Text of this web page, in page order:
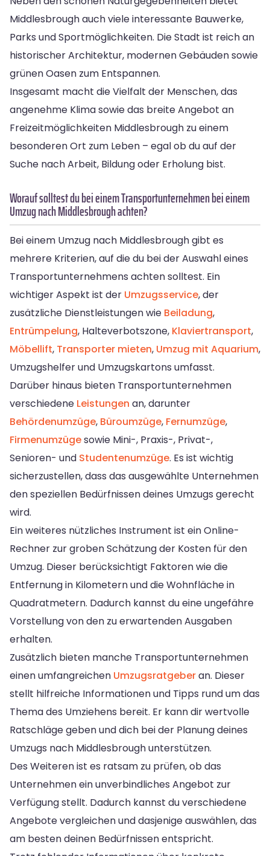
Middlesbrough auch viele interessante Bauwerke,
Parks und Sportmöglichkeiten. Die Stadt ist reich an
historischer Architektur, modernen Gebäuden sowie
grünen Oasen zum Entspannen.
Insgesamt macht die Vielfalt der Menschen, das
angenehme Klima sowie das breite Angebot an
Freizeitmöglichkeiten Middlesbrough zu einem
besonderen Ort zum Leben – egal ob du auf der
Suche nach Arbeit, Bildung oder Erholung bist.
Worauf solltest du bei einem Transportunternehmen bei einem
Umzug nach Middlesbrough achten?
Bei einem Umzug nach Middlesbrough gibt es
mehrere Kriterien, auf die du bei der Auswahl eines
Transportunternehmens achten solltest. Ein
wichtiger Aspekt ist der Umzugsservice, der
zusätzliche Dienstleistungen wie Beiladung,
Entrümpelung, Halteverbotszone, Klaviertransport,
Möbellift, Transporter mieten, Umzug mit Aquarium,
Umzugshelfer und Umzugskartons umfasst.
Darüber hinaus bieten Transportunternehmen
verschiedene Leistungen an, darunter
Behördenumzüge, Büroumzüge, Fernumzüge,
Firmenumzügesowie Mini-, Praxis-, Privat-,
Senioren- und Studentenumzüge. Es ist wichtig
sicherzustellen, dass das ausgewählte Unternehmen
den speziellen Bedürfnissen deines Umzugs gerecht
wird.
Ein weiteres nützliches Instrument ist ein Online-
Rechner zur groben Schätzung der Kosten für den
Umzug. Dieser berücksichtigt Faktoren wie die
Entfernung in Kilometern und die Wohnfläche in
Quadratmetern. Dadurch kannst du eine ungefähre
Vorstellung von den zu erwartenden Ausgaben
erhalten.
Zusätzlich bieten manche Transportunternehmen
einen umfangreichen Umzugsratgeberan. Dieser
stellt hilfreiche Informationen und Tipps rund um das
Thema des Umziehens bereit. Er kann dir wertvolle
Ratschläge geben und dich bei der Planung deines
Umzugs nach Middlesbrough unterstützen.
Des Weiteren ist es ratsam zu prüfen, ob das
Unternehmen ein unverbindliches Angebot zur
Verfügung stellt. Dadurch kannst du verschiedene
Angebote vergleichen und dasjenige auswählen, das
am besten deinen Bedürfnissen entspricht.